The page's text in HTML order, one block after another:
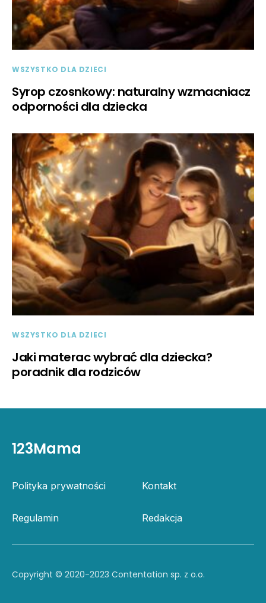
WSZYSTKO DLA DZIECI
Syrop czosnkowy: naturalny wzmacniacz
odporności dla dziecka
WSZYSTKO DLA DZIECI
Jaki materac wybrać dla dziecka?
poradnik dla rodziców
123Mama
Polityka prywatności Kontakt
Regulamin Redakcja
Copyright © 2020-2023 Contentation sp. z o.o.